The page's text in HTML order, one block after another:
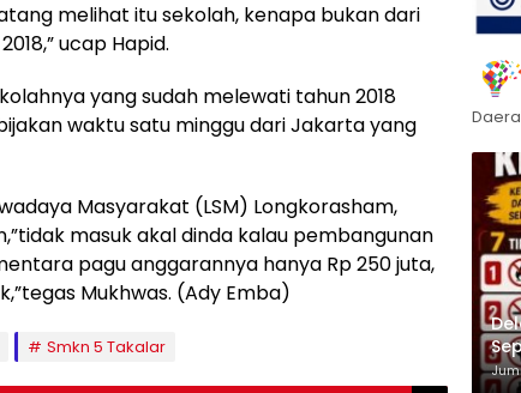
melihat itu sekolah, kenapa bukan dari
ucap Hapid.
yang sudah melewati tahun 2018
waktu satu minggu dari Jakarta yang
Masyarakat (LSM) Longkorasham,
masuk akal dinda kalau pembangunan
pagu anggarannya hanya Rp 250 juta,
Mukhwas. (Ady Emba)
Smkn 5 Takalar